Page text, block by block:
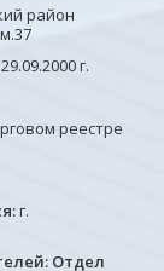
район
г.
реестре
г.
Отдел